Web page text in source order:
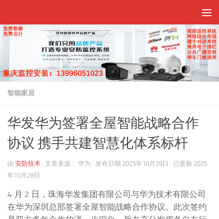
智能家居
华发华为签署全屋智能战略合作
协议 携手共建智慧化体系标杆
由 安防技术 · 文章来源： 华为 · 发布日期 2025年10月29日 · 已更新 2025
年10月29日
4 月 2 日，珠海华发集团有限公司与华为技术有限公司
在华为深圳总部签署全屋智能战略合作协议。此次签约